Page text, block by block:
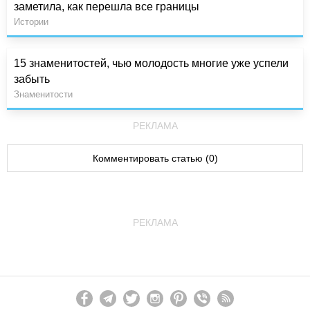
заметила, как перешла все границы
Истории
15 знаменитостей, чью молодость многие уже успели
забыть
Знаменитости
РЕКЛАМА
Комментировать статью (0)
РЕКЛАМА